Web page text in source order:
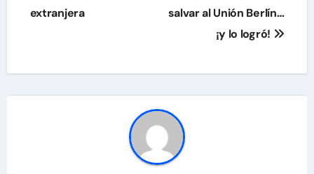
extranjera
salvar al Unión Berlín…
¡y lo logró!